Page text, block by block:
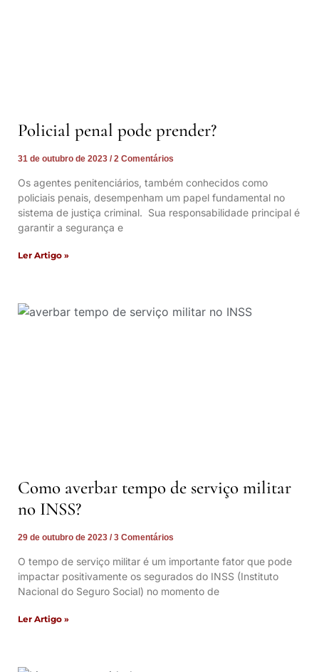
Policial penal pode prender?
31 de outubro de 2023 2 Comentários
Os agentes penitenciários, também conhecidos como
policiais penais, desempenham um papel fundamental no
sistema de justiça criminal. Sua responsabilidade principal é
garantir a segurança e
Ler Artigo »
Como averbar tempo de serviço militar
no INSS?
29 de outubro de 2023 3 Comentários
O tempo de serviço militar é um importante fator que pode
impactar positivamente os segurados do INSS (Instituto
Nacional do Seguro Social) no momento de
Ler Artigo »